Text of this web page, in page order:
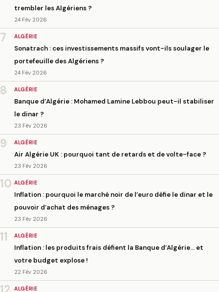
trembler les Algériens ?
24 Fév 2026
7 ALGÉRIE
Sonatrach : ces investissements massifs vont-ils soulager le
portefeuille des Algériens ?
24 Fév 2026
8 ALGÉRIE
Banque d’Algérie : Mohamed Lamine Lebbou peut-il stabiliser
le dinar ?
23 Fév 2026
9 ALGÉRIE
Air Algérie UK : pourquoi tant de retards et de volte-face ?
23 Fév 2026
10 ALGÉRIE
Inflation : pourquoi le marché noir de l’euro défie le dinar et le
pouvoir d’achat des ménages ?
23 Fév 2026
11 ALGÉRIE
Inflation : les produits frais défient la Banque d’Algérie… et
votre budget explose !
22 Fév 2026
ALGÉRIE